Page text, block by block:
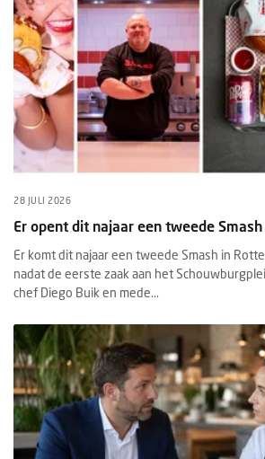
28 JULI 2026
Er opent dit najaar een tweede
Er komt dit najaar een tweede Smash in
nadat de eerste zaak aan het
chef Diego Buik en mede...